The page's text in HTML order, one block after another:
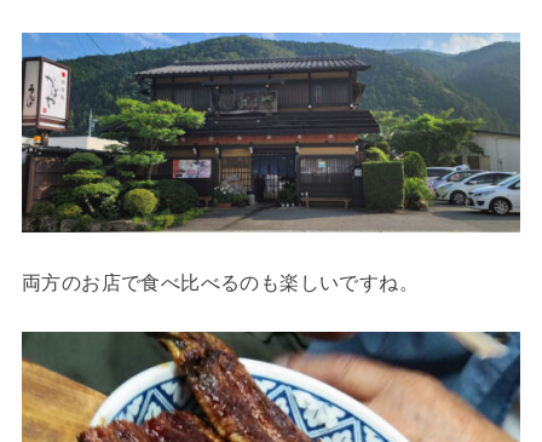
両方のお店で食べ比べるのも楽しいですね。